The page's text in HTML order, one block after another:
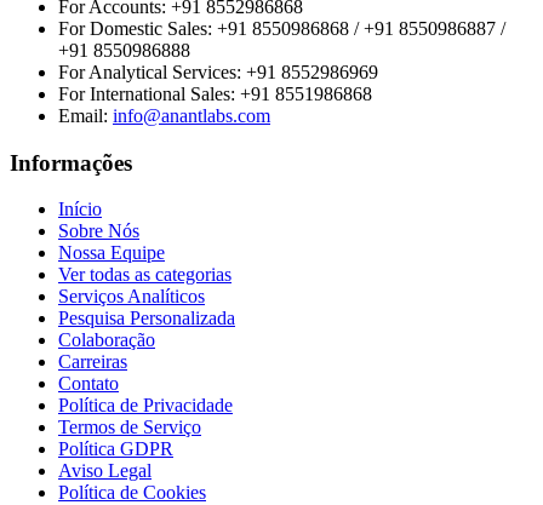
For Accounts: +91 8552986868
For Domestic Sales: +91 8550986868 / +91 8550986887 /
+91 8550986888
For Analytical Services: +91 8552986969
For International Sales: +91 8551986868
Email: info@anantlabs.com
Informações
Início
Sobre Nós
Nossa Equipe
Ver todas as categorias
Serviços Analíticos
Pesquisa Personalizada
Colaboração
Carreiras
Contato
Política de Privacidade
Termos de Serviço
Política GDPR
Aviso Legal
Política de Cookies